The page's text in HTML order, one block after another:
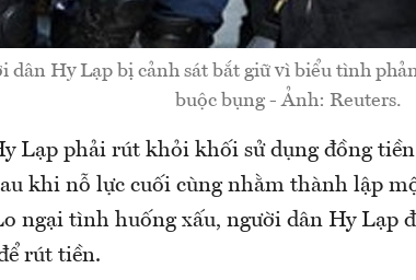
dân Hy Lạp bị cảnh sát bắt giữ vì biểu tình
buộc bụng - Ảnh: Reuters.
Lạp phải rút khỏi khối sử dụng đồng
khi nỗ lực cuối cùng nhằm thành lập
ngại tình huống xấu, người dân Hy Lạp
rút tiền.